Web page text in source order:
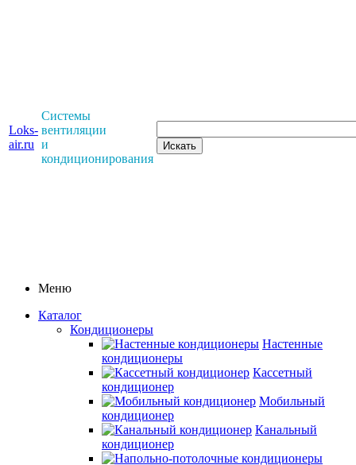
Loks-
air.ru
Системы
вентиляции
и
кондиционирования
Меню
Каталог
Кондиционеры
Настенные
кондиционеры
Кассетный
кондиционер
Мобильный
кондиционер
Канальный
кондиционер